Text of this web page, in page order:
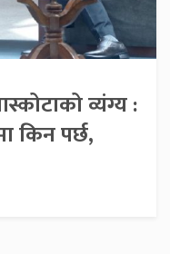
व्यंग्य :
किन पर्छ,